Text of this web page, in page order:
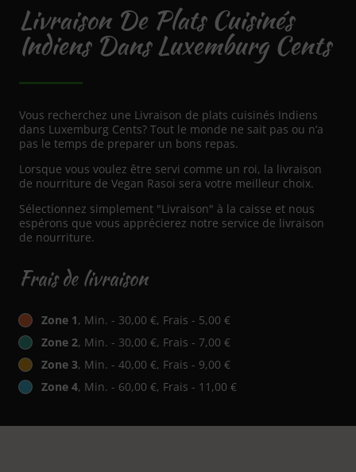
Livraison De Plats Cuisinés
Indiens Dans Luxemburg Cents
Vous recherchez une Livraison de plats cuisinés Indiens
dans Luxemburg Cents? Tout le monde ne sait pas ou n’a
pas le temps de preparer un bons repas.
Lorsque vous voulez être servi comme un roi, la livraison
de nourriture de Vegan Rasoi sera votre meilleur choix.
Sélectionnez simplement "Livraison" à la caisse et nous
espérons que vous apprécierez notre service de livraison
de nourriture.
Frais de livraison
Zone 1, Min. - 30,00 €, Frais - 5,00 €
Zone 2, Min. - 30,00 €, Frais - 7,00 €
Zone 3, Min. - 40,00 €, Frais - 9,00 €
Zone 4, Min. - 60,00 €, Frais - 11,00 €